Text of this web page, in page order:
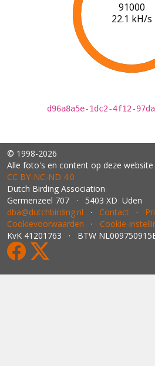
92000
21.2 kH/s
d96a8a5e-1dc2-4f12-
© 1998-2026
Alle foto's en content op deze
CC BY‑NC‑ND 4.0
Dutch Birding Association
Germenzeel 707 · 5403 XD Uden
dba@dutchbirding.nl · Contact ·
Cookievoorwaarden · Cookie-
KvK 41201763 · BTW